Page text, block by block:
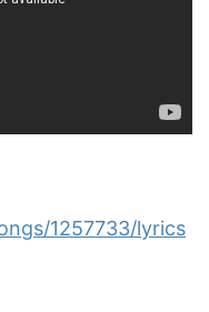
1257733/lyrics